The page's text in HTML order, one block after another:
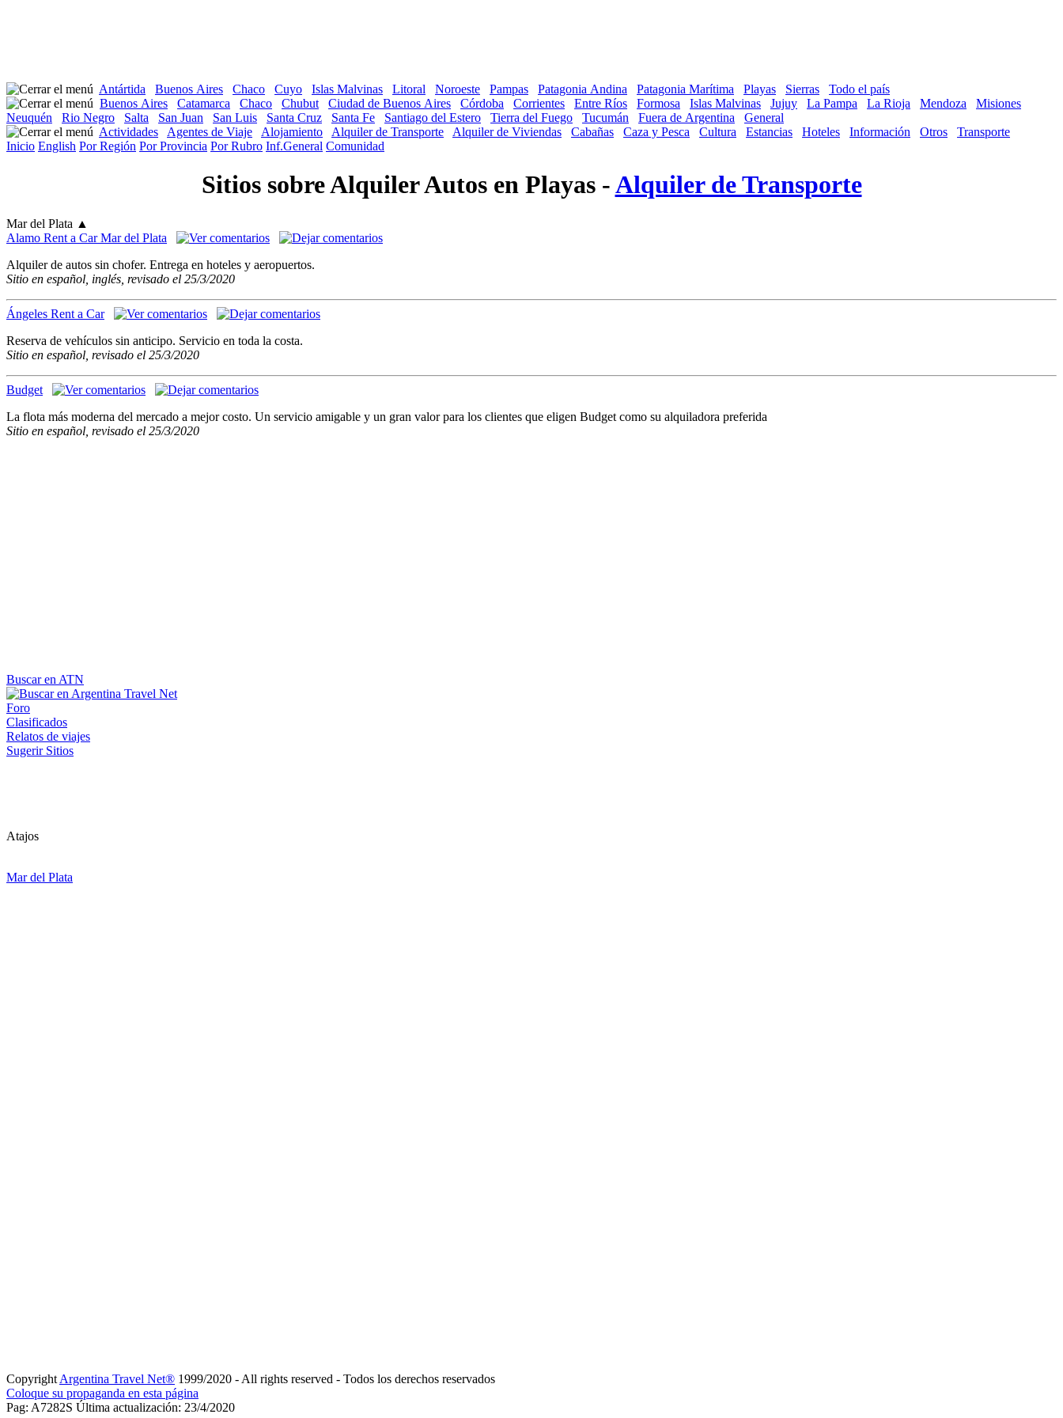
Antártida Buenos Aires Chaco Cuyo Islas Malvinas Litoral Noroeste Pampas Patagonia Andina Patagonia Marítima Playas Sierras
Todo el país
Buenos Aires
Catamarca Chaco Chubut Ciudad de Buenos Aires Córdoba Corrientes Entre Ríos Formosa Islas Malvinas Jujuy La Pampa La Rioja Mendoza
Misiones
Neuquén
Rio Negro Salta San Juan San Luis Santa Cruz Santa Fe Santiago del Estero Tierra del Fuego Tucumán Fuera de Argentina
General
Actividades
Agentes de Viaje Alojamiento Alquiler de Transporte Alquiler de Viviendas Cabañas Caza y Pesca Cultura Estancias Hoteles Información Otros
Transporte
Inicio English Por Región Por Provincia Por Rubro Inf.General Comunidad
Sitios sobre Alquiler Autos en Playas -Alquiler de Transporte
Mar del Plata ▲
Alamo Rent a Car Mar del Plata
Alquiler de autos sin chofer. Entrega en hoteles y aeropuertos.
Sitio en español, inglés, revisado el 25/3/2020
Ángeles Rent a Car
Reserva de vehículos sin anticipo. Servicio en toda la costa.
Sitio en español, revisado el 25/3/2020
Budget
La flota más moderna del mercado a mejor costo. Un servicio amigable y un gran valor para los clientes que eligen Budget como su alquiladora preferida
Sitio en español, revisado el 25/3/2020
Buscar en ATN
Foro
Clasificados
Relatos de viajes
Sugerir Sitios
Atajos
Mar del Plata
Copyright Argentina Travel Net® 1999/2020 - All rights reserved - Todos los derechos reservados
Coloque su propaganda en esta página
Pag: A7282S Última actualización: 23/4/2020